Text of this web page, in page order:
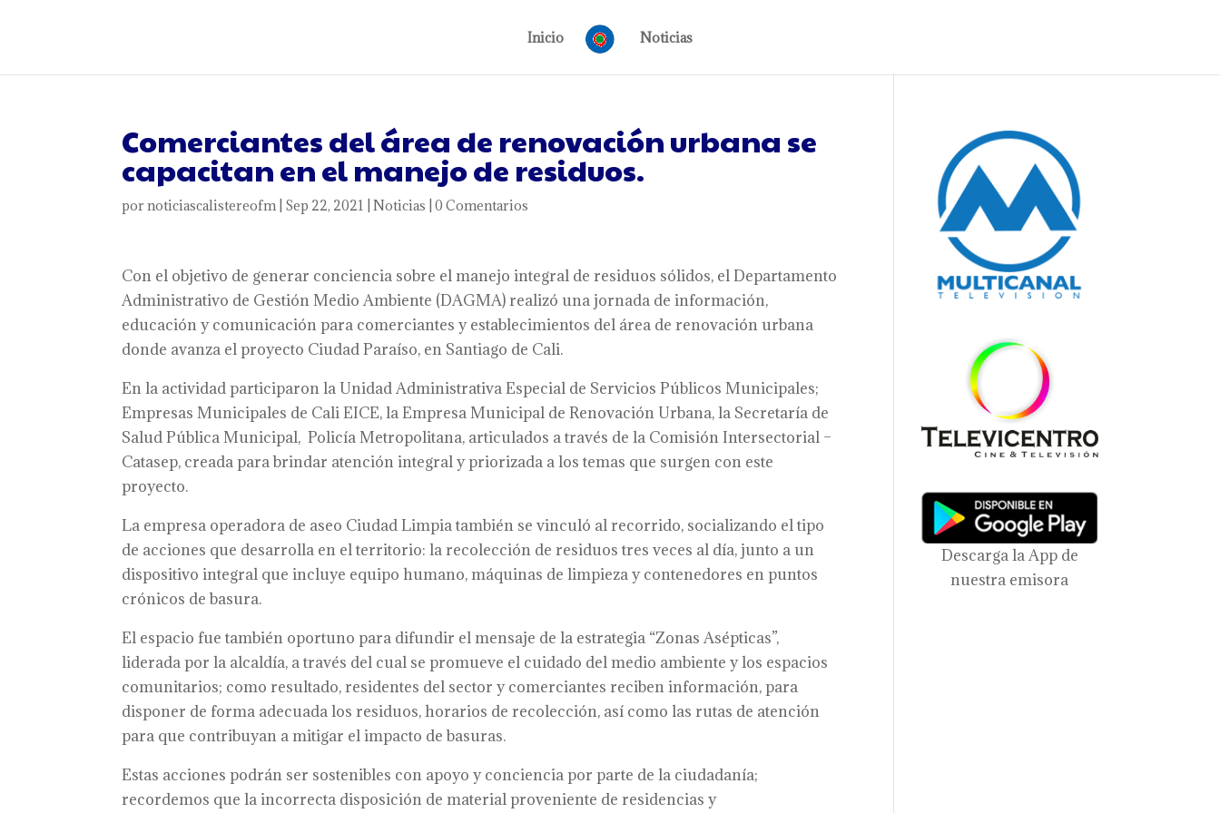
Inicio Noticias
Comerciantes del área de renovación urbana se
capacitan en el manejo de residuos.
pornoticiascalistereofm| Sep 22, 2021 |Noticias |0 Comentarios
Con el objetivo de generar conciencia sobre el manejo integral de residuos sólidos, el Departamento
Administrativo de Gestión Medio Ambiente (DAGMA) realizó una jornada de información,
educación y comunicación para comerciantes y establecimientos del área de renovación urbana
donde avanza el proyecto Ciudad Paraíso, en Santiago de Cali.
En la actividad participaron la Unidad Administrativa Especial de Servicios Públicos Municipales;
Empresas Municipales de Cali EICE, la Empresa Municipal de Renovación Urbana, la Secretaría de
Salud Pública Municipal, Policía Metropolitana, articulados a través de la Comisión Intersectorial –
Catasep, creada para brindar atención integral y priorizada a los temas que surgen con este
proyecto.
La empresa operadora de aseo Ciudad Limpia también se vinculó al recorrido, socializando el tipo
de acciones que desarrolla en el territorio: la recolección de residuos tres veces al día, junto a un
dispositivo integral que incluye equipo humano, máquinas de limpieza y contenedores en puntos
crónicos de basura.
El espacio fue también oportuno para difundir el mensaje de la estrategia “Zonas Asépticas”,
liderada por la alcaldía, a través del cual se promueve el cuidado del medio ambiente y los espacios
comunitarios; como resultado, residentes del sector y comerciantes reciben información, para
disponer de forma adecuada los residuos, horarios de recolección, así como las rutas de atención
para que contribuyan a mitigar el impacto de basuras.
Estas acciones podrán ser sostenibles con apoyo y conciencia por parte de la ciudadanía;
recordemos que la incorrecta disposición de material proveniente de residencias y
Descarga la App de
nuestra emisora